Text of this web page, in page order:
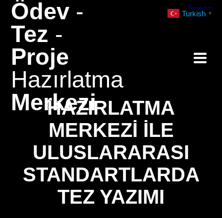
Ödev -
Tez -
Proje
Hazırlatma
Merkezi
HAZIRLATMA
MERKEZI ILE
ULUSLARARASI
STANDARTLARDA
TEZ YAZIMI
Turkish ▼